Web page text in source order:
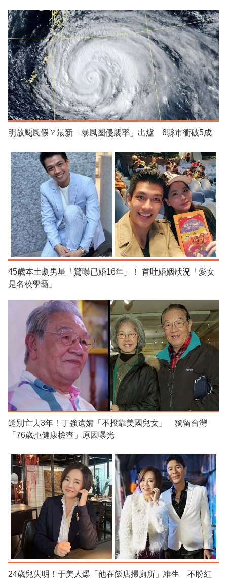
明放颱風假？最新「暴風圈侵襲率」出爐 6縣市衝破5成
45歲本土劇男星「驚曝已婚16年」！ 首吐婚姻狀況「愛女
是名校學霸」
送別亡夫3年！丁強遺孀「不投靠美國兒女」 獨留台灣
「76歲拒健康檢查」原因曝光
24歲兒失明！于美人爆「他在飯店掃廁所」維生 不盼紅